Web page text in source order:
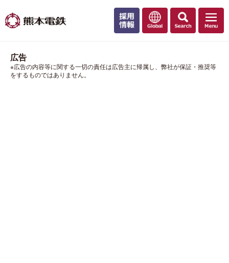
広告
※広告の内容等に関する一切の責任は広告主に帰属し、弊社が保証・推奨等
をするものではありません。